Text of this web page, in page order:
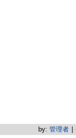
by: 管理者